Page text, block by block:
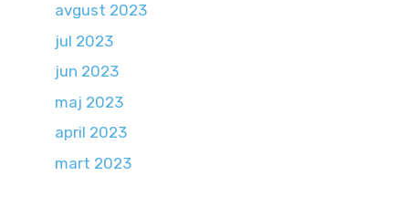
avgust 2023
jul 2023
jun 2023
maj 2023
april 2023
mart 2023